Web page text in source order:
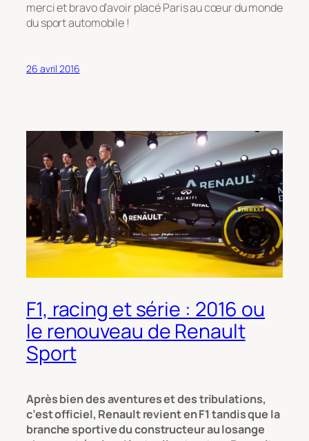
merci et bravo d’avoir placé Paris au cœur du monde
du sport automobile !
26 avril 2016
F1, racing et série : 2016 ou
le renouveau de Renault
Sport
Après bien des aventures et des tribulations,
c’est officiel, Renault revient en F1 tandis que la
branche sportive du constructeur au losange